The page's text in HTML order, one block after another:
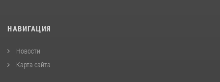
НАВИГАЦИЯ
Новости
Карта сайта